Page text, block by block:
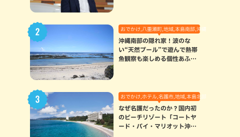
おでかけ,八重瀬町,地域,本島南部,沖縄の海,自然
沖縄南部の隠れ家！波のな
い“天然プール”で遊んで熱帯
魚観察も楽しめる個性あふれ
おでかけ,ホテル,名護市,地域,本島北部
なぜ名護だったのか？国内初
のビーチリゾート「コートヤ
ード・バイ・マリオット沖縄